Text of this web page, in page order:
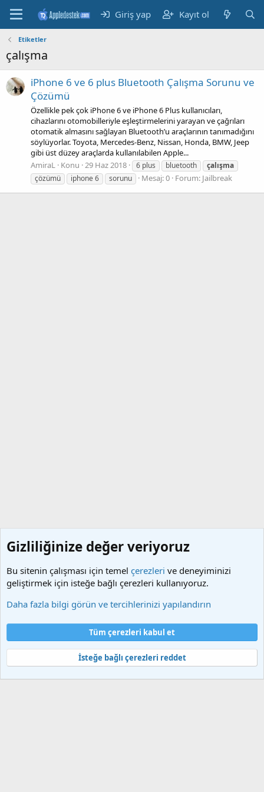
Giriş yap Kayıt ol
Etiketler
çalışma
iPhone 6 ve 6 plus Bluetooth Çalışma Sorunu ve
Çözümü
Özellikle pek çok iPhone 6 ve iPhone 6 Plus kullanıcıları,
cihazlarını otomobilleriyle eşleştirmelerini yarayan ve çağrıları
otomatik almasını sağlayan Bluetooth’u araçlarının tanımadığını
söylüyorlar. Toyota, Mercedes-Benz, Nissan, Honda, BMW, Jeep
gibi üst düzey araçlarda kullanılabilen Apple...
AmiraL Konu 29 Haz 2018 6 plus bluetooth
çalışma
çözümü
iphone 6 sorunu Mesaj: 0 Forum: Jailbreak
Şartlar ve kurallar
Gizlilik politikası
Yardım
Ana sayfa
S
S
Community platform by XenForo® © 2010-2025 XenForo Ltd.
Gizliliğinize değer veriyoruz
Bu sitenin çalışması için temel çerezleri ve deneyiminizi
geliştirmek için isteğe bağlı çerezleri kullanıyoruz.
Daha fazla bilgi görün ve tercihlerinizi yapılandırın
Tüm çerezleri kabul et
İsteğe bağlı çerezleri reddet